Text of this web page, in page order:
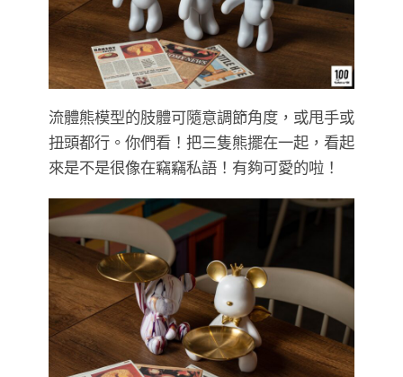
流體熊模型的肢體可隨意調節角度，或甩手或
扭頭都行。你們看！把三隻熊擺在一起，看起
來是不是很像在竊竊私語！有夠可愛的啦！